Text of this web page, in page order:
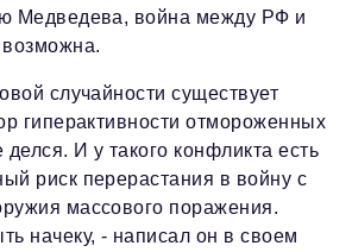
Медведева, война между РФ и
случайности существует
гиперактивности отмороженных
делся. И у такого конфликта есть
риск перерастания в войну с
массового поражения.
начеку, - написал он в своем